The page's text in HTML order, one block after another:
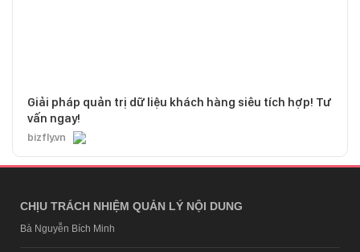
Giải pháp quản trị dữ liệu khách hàng siêu tích hợp! Tư
vấn ngay!
bizfly.vn
CHỊU TRÁCH NHIỆM QUẢN LÝ NỘI DUNG
Bà Nguyễn Bích Minh